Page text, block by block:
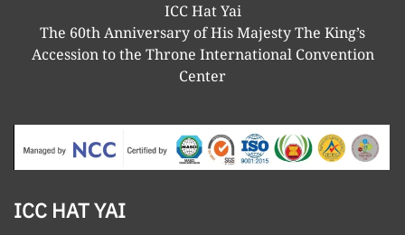
ICC Hat Yai
The 60th Anniversary of His Majesty The King’s
Accession to the Throne International Convention
Center
ICC HAT YAI